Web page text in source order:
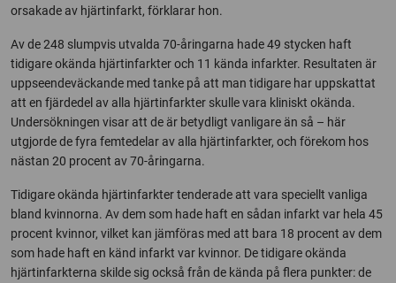
orsakade av hjärtinfarkt, förklarar hon.
Av de 248 slumpvis utvalda 70-åringarna hade 49 stycken haft
tidigare okända hjärtinfarkter och 11 kända infarkter. Resultaten är
uppseendeväckande med tanke på att man tidigare har uppskattat
att en fjärdedel av alla hjärtinfarkter skulle vara kliniskt okända.
Undersökningen visar att de är betydligt vanligare än så – här
utgjorde de fyra femtedelar av alla hjärtinfarkter, och förekom hos
nästan 20 procent av 70-åringarna.
Tidigare okända hjärtinfarkter tenderade att vara speciellt vanliga
bland kvinnorna. Av dem som hade haft en sådan infarkt var hela 45
procent kvinnor, vilket kan jämföras med att bara 18 procent av dem
som hade haft en känd infarkt var kvinnor. De tidigare okända
hjärtinfarkterna skilde sig också från de kända på flera punkter: de